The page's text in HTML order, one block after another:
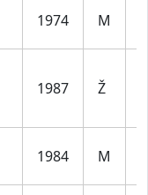
1974 M
1987 Ž
1984 M